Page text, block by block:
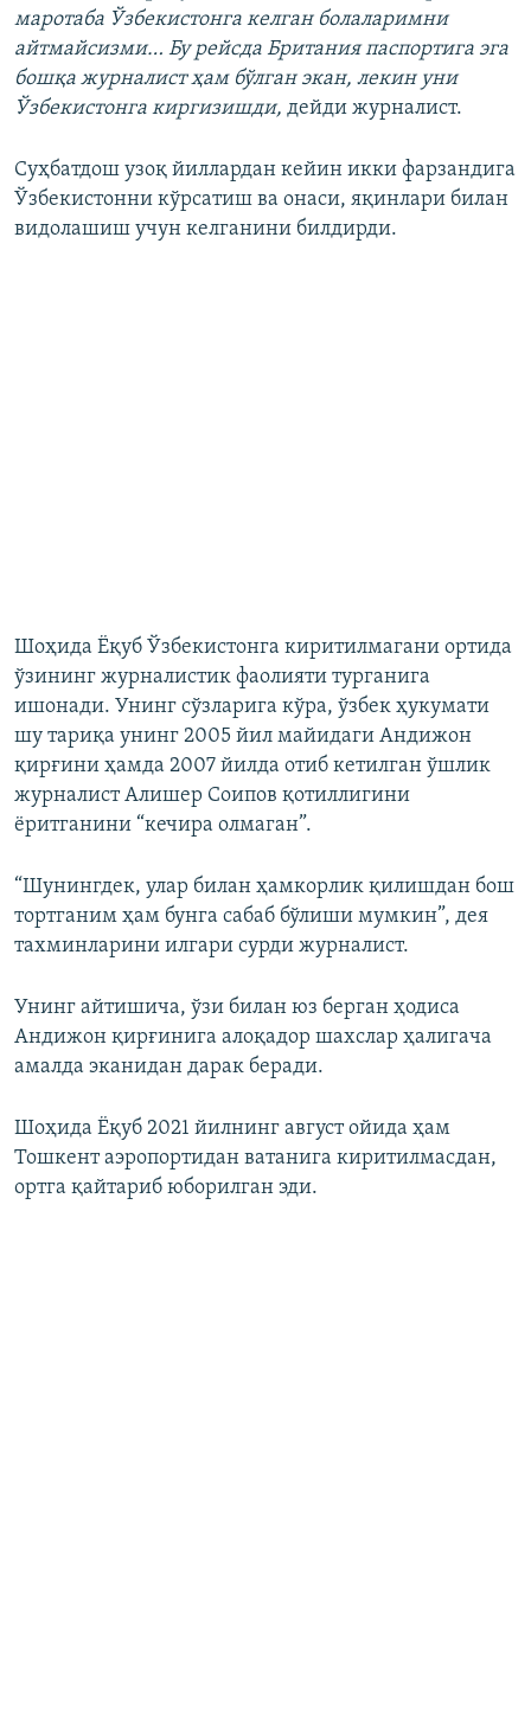
маротаба Ўзбекистонга келган болаларимни
айтмайсизми… Бу рейсда Британия паспортига эга
бошқа журналист ҳам бўлган экан, лекин уни
Ўзбекистонга киргизишди, дейди журналист.
Суҳбатдош узоқ йиллардан кейин икки фарзандига
Ўзбекистонни кўрсатиш ва онаси, яқинлари билан
видолашиш учун келганини билдирди.
Шоҳида Ёқуб Ўзбекистонга киритилмагани ортида
ўзининг журналистик фаолияти турганига
ишонади. Унинг сўзларига кўра, ўзбек ҳукумати
шу тариқа унинг 2005 йил майидаги Андижон
қирғини ҳамда 2007 йилда отиб кетилган ўшлик
журналист Алишер Соипов қотиллигини
ёритганини “кечира олмаган”.
“Шунингдек, улар билан ҳамкорлик қилишдан бош
тортганим ҳам бунга сабаб бўлиши мумкин”, дея
тахминларини илгари сурди журналист.
Унинг айтишича, ўзи билан юз берган ҳодиса
Андижон қирғинига алоқадор шахслар ҳалигача
амалда эканидан дарак беради.
Шоҳида Ёқуб 2021 йилнинг август ойида ҳам
Тошкент аэропортидан ватанига киритилмасдан,
ортга қайтариб юборилган эди.